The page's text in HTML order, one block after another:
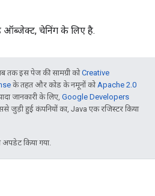
ऑब्जेक्ट, चेनिंग के लिए है.
तक इस पेज की सामग्री कोCreative
के तहत और कोड के नमूनों कोApache 2.0
जानकारी के लिए, Google Developers
हुई कंपनियों का, Java एक रजिस्टर किया
किया गया.